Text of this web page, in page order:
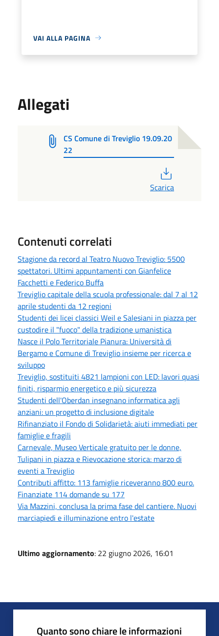
VAI ALLA PAGINA
Allegati
CS Comune di Treviglio 19.09.20
22
Scarica
Contenuti correlati
Stagione da record al Teatro Nuovo Treviglio: 5500
spettatori. Ultimi appuntamenti con Gianfelice
Facchetti e Federico Buffa
Treviglio capitale della scuola professionale: dal 7 al 12
aprile studenti da 12 regioni
Studenti dei licei classici Weil e Salesiani in piazza per
custodire il "fuoco" della tradizione umanistica
Nasce il Polo Territoriale Pianura: Università di
Bergamo e Comune di Treviglio insieme per ricerca e
sviluppo
Treviglio, sostituiti 4821 lampioni con LED: lavori quasi
finiti, risparmio energetico e più sicurezza
Studenti dell'Oberdan insegnano informatica agli
anziani: un progetto di inclusione digitale
Rifinanziato il Fondo di Solidarietà: aiuti immediati per
famiglie e fragili
Carnevale, Museo Verticale gratuito per le donne,
Tulipani in piazza e Rievocazione storica: marzo di
eventi a Treviglio
Contributi affitto: 113 famiglie riceveranno 800 euro.
Finanziate 114 domande su 177
Via Mazzini, conclusa la prima fase del cantiere. Nuovi
marciapiedi e illuminazione entro l'estate
Ultimo aggiornamento: 22 giugno 2026, 16:01
Quanto sono chiare le informazioni